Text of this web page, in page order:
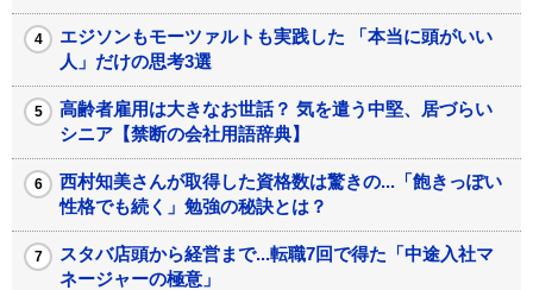
エジソンもモーツァルトも実践した 「本当に頭がいい
人」だけの思考3選
高齢者雇用は大きなお世話？ 気を遣う中堅、居づらい
シニア【禁断の会社用語辞典】
西村知美さんが取得した資格数は驚きの...「飽きっぽい
性格でも続く」勉強の秘訣とは？
スタバ店頭から経営まで...転職7回で得た「中途入社マ
ネージャーの極意」